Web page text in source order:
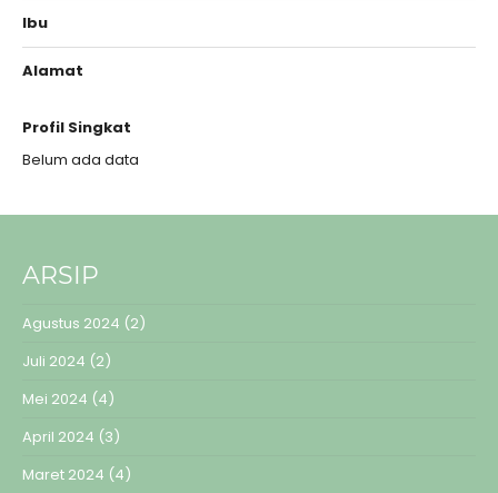
Ibu
Alamat
Profil Singkat
Belum ada data
ARSIP
Agustus 2024 (2)
Juli 2024 (2)
Mei 2024 (4)
April 2024 (3)
Maret 2024 (4)